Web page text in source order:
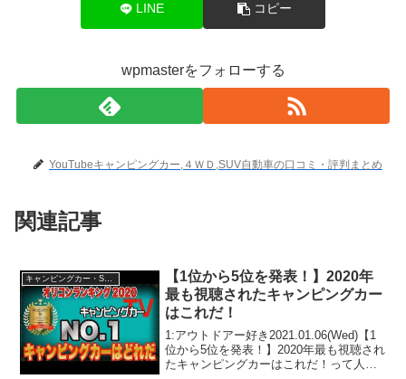
LINE コピー
wpmasterをフォローする
YouTubeキャンピングカー,４ＷＤ,SUV自動車の口コミ・評判まとめ
関連記事
キャンピングカー・SUV人気車種
【1位から5位を発表！】2020年
最も視聴されたキャンピングカー
はこれだ！
1:アウトドアー好き2021.01.06(Wed)【1
位から5位を発表！】2020年最も視聴され
たキャンピングカーはこれだ！って人気